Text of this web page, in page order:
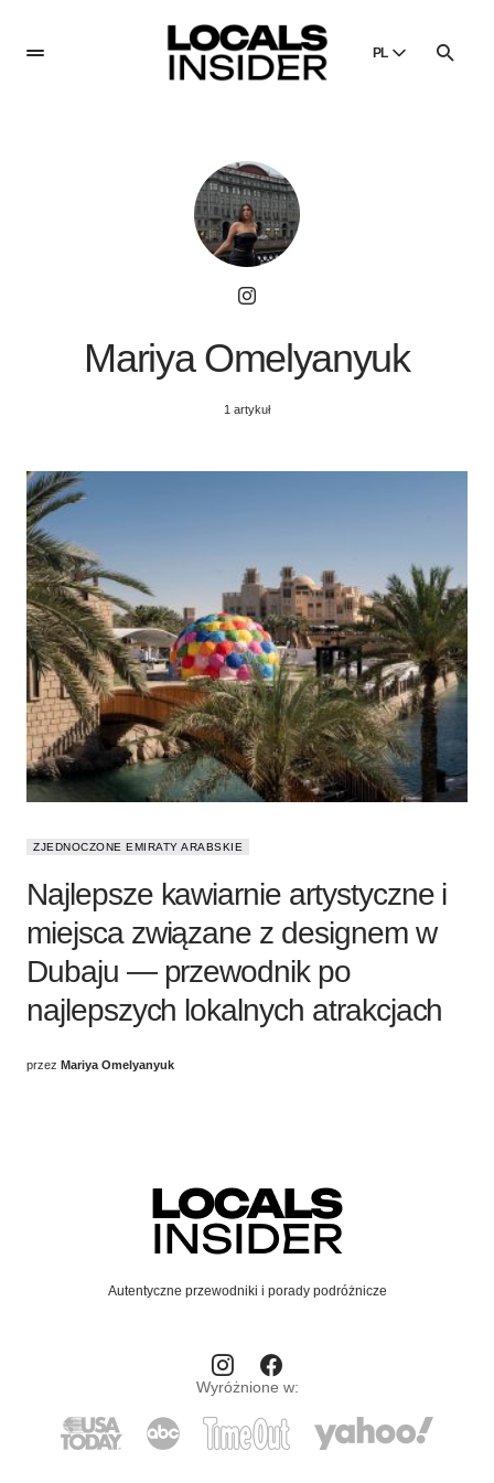
PL
Dansk
Danish
Polski
Poland
Русский
Mariya Omelyanyuk
1 artykuł
ZJEDNOCZONE EMIRATY ARABSKIE
Najlepsze kawiarnie artystyczne i
miejsca związane z designem w
Dubaju — przewodnik po
najlepszych lokalnych atrakcjach
przez Mariya Omelyanyuk
Autentyczne przewodniki i porady podróżnicze
Wyróżnione w: